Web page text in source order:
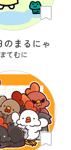
のまるにゃ
ぽてむに